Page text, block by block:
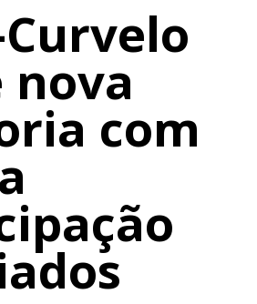
Curvelo
nova
com